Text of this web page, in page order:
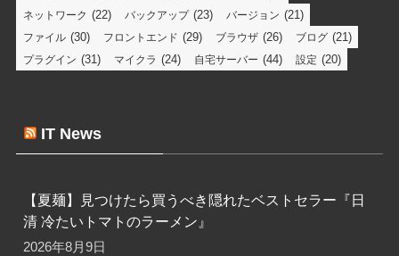
ネットワーク (22) バックアップ(23) バージョン (21)
ファイル (30) フロントエンド (29) ブラウザ (26) ブログ (21)
プラグイン (31) マイクラ (24) 自宅サーバー (44) 設定 (20)
IT News
【夏麺】見つけたら買うべき隠れたベストセラー『日
清 冷たいトマトのラーメン』
2026年8月9日